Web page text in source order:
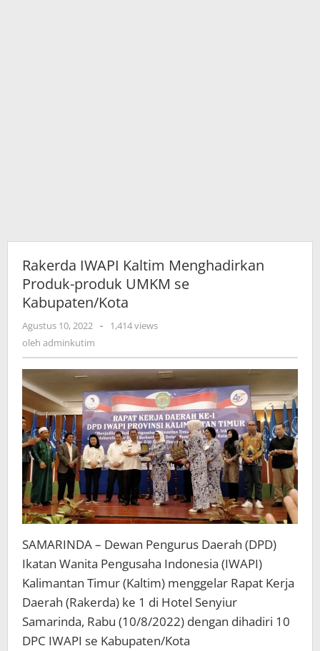
Rakerda IWAPI Kaltim Menghadirkan
Produk-produk UMKM se
Kabupaten/Kota
Agustus 10, 2022 oleh
-
1,414 views
oleh adminkutim
SAMARINDA – Dewan Pengurus Daerah (DPD)
Ikatan Wanita Pengusaha Indonesia (IWAPI)
Kalimantan Timur (Kaltim) menggelar Rapat Kerja
Daerah (Rakerda) ke 1 di Hotel Senyiur
Samarinda, Rabu (10/8/2022) dengan dihadiri 10
DPC IWAPI se Kabupaten/Kota